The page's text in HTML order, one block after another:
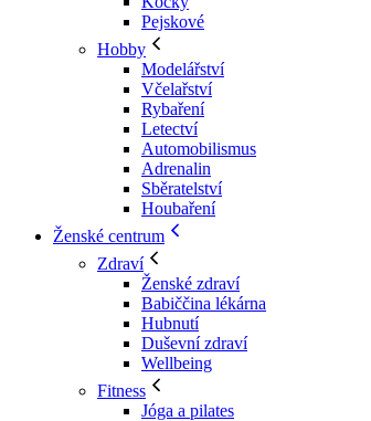
Pejskové
Hobby
Modelářství
Včelařství
Rybaření
Letectví
Automobilismus
Adrenalin
Sběratelství
Houbaření
Ženské centrum
Zdraví
Ženské zdraví
Babiččina lékárna
Hubnutí
Duševní zdraví
Wellbeing
Fitness
Jóga a pilates